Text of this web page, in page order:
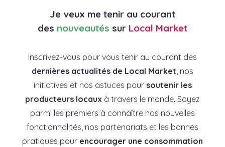
Je veux me tenir au courant
des nouveautés sur Local Market
Inscrivez-vous pour vous tenir au courant des
dernières actualités de Local Market, nos
initiatives et nos astuces pour soutenir les
producteurs locaux à travers le monde. Soyez
parmi les premiers à connaître nos nouvelles
fonctionnalités, nos partenariats et les bonnes
pratiques pour encourager une consommation